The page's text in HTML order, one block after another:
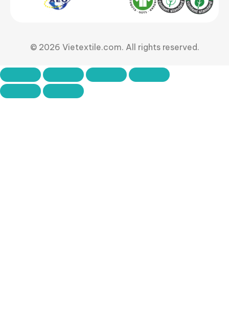
© 2026 Vietextile.com. All rights reserved.